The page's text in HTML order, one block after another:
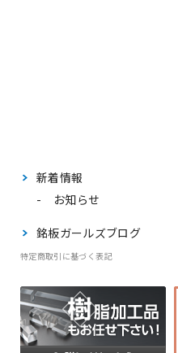
新着情報
お知らせ
銘板ガールズブログ
特定商取引に基づく表記